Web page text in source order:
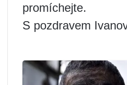
promíchejte.
S pozdravem